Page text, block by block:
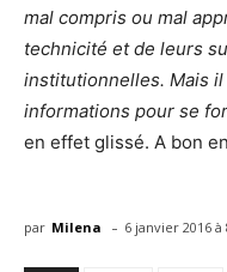
mal compris ou mal
technicité et de leurs
institutionnelles. Mais
informations pour se
en effet glissé. A bon
par Milena - 6 janvier 2016 à